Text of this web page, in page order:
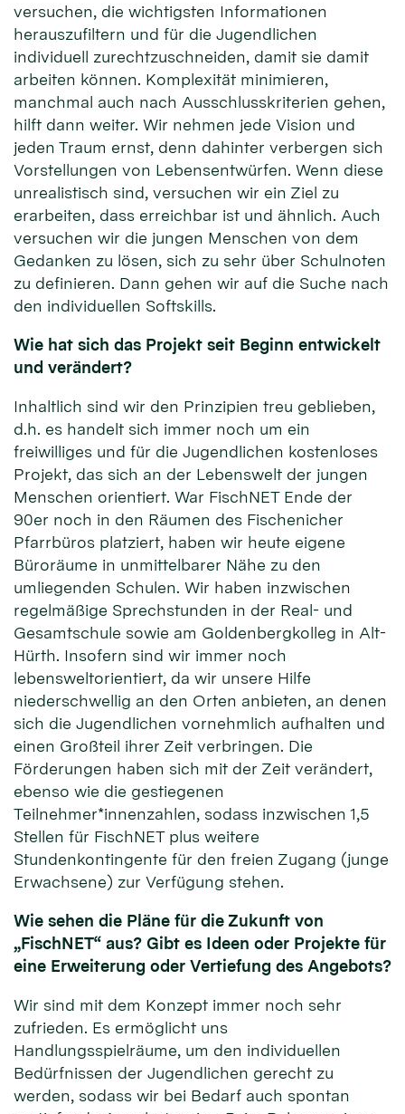
versuchen, die wichtigsten Informationen
herauszufiltern und für die Jugendlichen
individuell zurechtzuschneiden, damit sie damit
arbeiten können. Komplexität minimieren,
manchmal auch nach Ausschlusskriterien gehen,
hilft dann weiter. Wir nehmen jede Vision und
jeden Traum ernst, denn dahinter verbergen sich
Vorstellungen von Lebensentwürfen. Wenn diese
unrealistisch sind, versuchen wir ein Ziel zu
erarbeiten, dass erreichbar ist und ähnlich. Auch
versuchen wir die jungen Menschen von dem
Gedanken zu lösen, sich zu sehr über Schulnoten
zu definieren. Dann gehen wir auf die Suche nach
den individuellen Softskills.
Wie hat sich das Projekt seit Beginn entwickelt
und verändert?
Inhaltlich sind wir den Prinzipien treu geblieben,
d.h. es handelt sich immer noch um ein
freiwilliges und für die Jugendlichen kostenloses
Projekt, das sich an der Lebenswelt der jungen
Menschen orientiert. War FischNET Ende der
90er noch in den Räumen des Fischenicher
Pfarrbüros platziert, haben wir heute eigene
Büroräume in unmittelbarer Nähe zu den
umliegenden Schulen. Wir haben inzwischen
regelmäßige Sprechstunden in der Real- und
Gesamtschule sowie am Goldenbergkolleg in Alt-
Hürth. Insofern sind wir immer noch
lebensweltorientiert, da wir unsere Hilfe
niederschwellig an den Orten anbieten, an denen
sich die Jugendlichen vornehmlich aufhalten und
einen Großteil ihrer Zeit verbringen. Die
Förderungen haben sich mit der Zeit verändert,
ebenso wie die gestiegenen
Teilnehmer*innenzahlen, sodass inzwischen 1,5
Stellen für FischNET plus weitere
Stundenkontingente für den freien Zugang (junge
Erwachsene) zur Verfügung stehen.
Wie sehen die Pläne für die Zukunft von
„FischNET“ aus? Gibt es Ideen oder Projekte für
eine Erweiterung oder Vertiefung des Angebots?
Wir sind mit dem Konzept immer noch sehr
zufrieden. Es ermöglicht uns
Handlungsspielräume, um den individuellen
Bedürfnissen der Jugendlichen gerecht zu
werden, sodass wir bei Bedarf auch spontan